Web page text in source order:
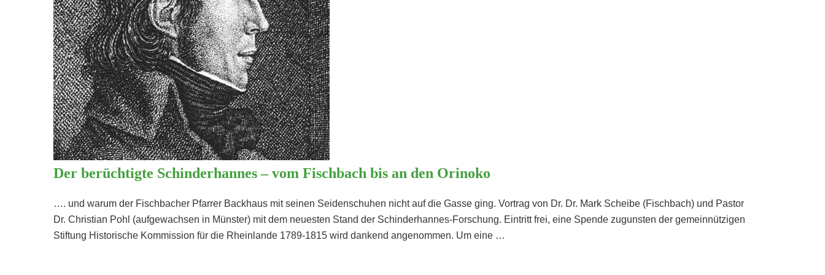
Der berüchtigte Schinderhannes – vom Fischbach bis an den Orinoko
…. und warum der Fischbacher Pfarrer Backhaus mit seinen Seidenschuhen nicht auf die Gasse ging. Vortrag von Dr. Dr. Mark Scheibe (Fischbach) und Pastor
Dr. Christian Pohl (aufgewachsen in Münster) mit dem neuesten Stand der Schinderhannes-Forschung. Eintritt frei, eine Spende zugunsten der gemeinnützigen
Stiftung Historische Kommission für die Rheinlande 1789-1815 wird dankend angenommen. Um eine …